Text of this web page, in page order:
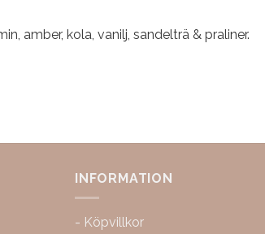
amber, kola, vanilj, sandelträ & praliner.
INFORMATION
- Köpvillkor